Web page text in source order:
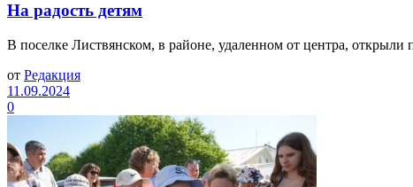
На радость детям
В поселке Листвянском, в районе, удаленном от центра,
от Редакция
11.09.2024
0